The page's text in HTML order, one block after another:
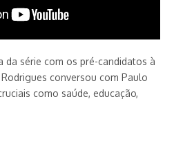
da série com os pré-candidatos à
conversou com Paulo
como saúde, educação,